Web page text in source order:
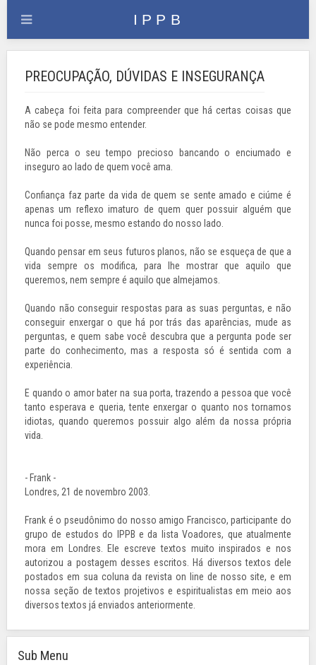
PREOCUPAÇÃO, DÚVIDAS E INSEGURANÇA
A cabeça foi feita para compreender que há certas coisas que
não se pode mesmo entender.
Não perca o seu tempo precioso bancando o enciumado e
inseguro ao lado de quem você ama.
Confiança faz parte da vida de quem se sente amado e ciúme é
apenas um reflexo imaturo de quem quer possuir alguém que
nunca foi posse, mesmo estando do nosso lado.
Quando pensar em seus futuros planos, não se esqueça de que a
vida sempre os modifica, para lhe mostrar que aquilo que
queremos, nem sempre é aquilo que almejamos.
Quando não conseguir respostas para as suas perguntas, e não
conseguir enxergar o que há por trás das aparências, mude as
perguntas, e quem sabe você descubra que a pergunta pode ser
parte do conhecimento, mas a resposta só é sentida com a
experiência.
E quando o amor bater na sua porta, trazendo a pessoa que você
tanto esperava e queria, tente enxergar o quanto nos tornamos
idiotas, quando queremos possuir algo além da nossa própria
vida.
- Frank -
Londres, 21 de novembro 2003.
Frank é o pseudônimo do nosso amigo Francisco, participante do
grupo de estudos do IPPB e da lista Voadores, que atualmente
mora em Londres. Ele escreve textos muito inspirados e nos
autorizou a postagem desses escritos. Há diversos textos dele
postados em sua coluna da revista on line de nosso site, e em
nossa seção de textos projetivos e espiritualistas em meio aos
diversos textos já enviados anteriormente.
Sub Menu